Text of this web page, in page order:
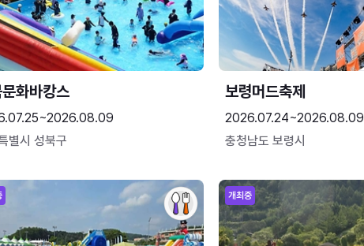
화바캉스
별시 성북구
보령머드축제
2026.07.24~2026.08.09
충청남도 보령시
개최중